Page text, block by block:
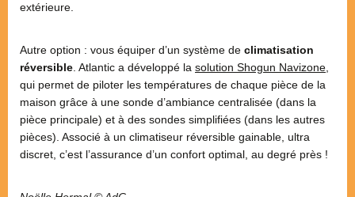
extérieure.
Autre option : vous équiper d’un système de climatisation
réversible. Atlantic a développé la solution Shogun Navizone,
qui permet de piloter les températures de chaque pièce de la
maison grâce à une sonde d’ambiance centralisée (dans la
pièce principale) et à des sondes simplifiées (dans les autres
pièces). Associé à un climatiseur réversible gainable, ultra
discret, c’est l’assurance d’un confort optimal, au degré près !